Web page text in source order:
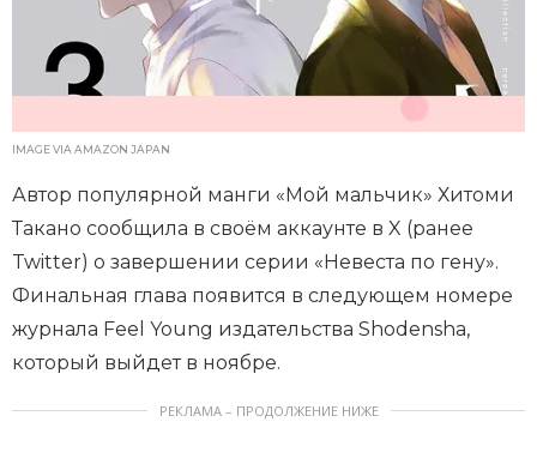
IMAGE VIA AMAZON JAPAN
Автор популярной манги «Мой мальчик» Хитоми
Такано сообщила в своём аккаунте в X (ранее
Twitter) о завершении серии «Невеста по гену».
Финальная глава появится в следующем номере
журнала Feel Young издательства Shodensha,
который выйдет в ноябре.
РЕКЛАМА – ПРОДОЛЖЕНИЕ НИЖЕ